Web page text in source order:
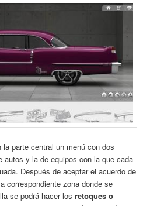
parte central un menú con dos
autos y la de equipos con la que cada
Después de aceptar el acuerdo de
correspondiente zona donde se
se podrá hacer losretoques o